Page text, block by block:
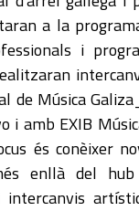
a la
i
Música
i amb EXIB
és conèixer
enllà del